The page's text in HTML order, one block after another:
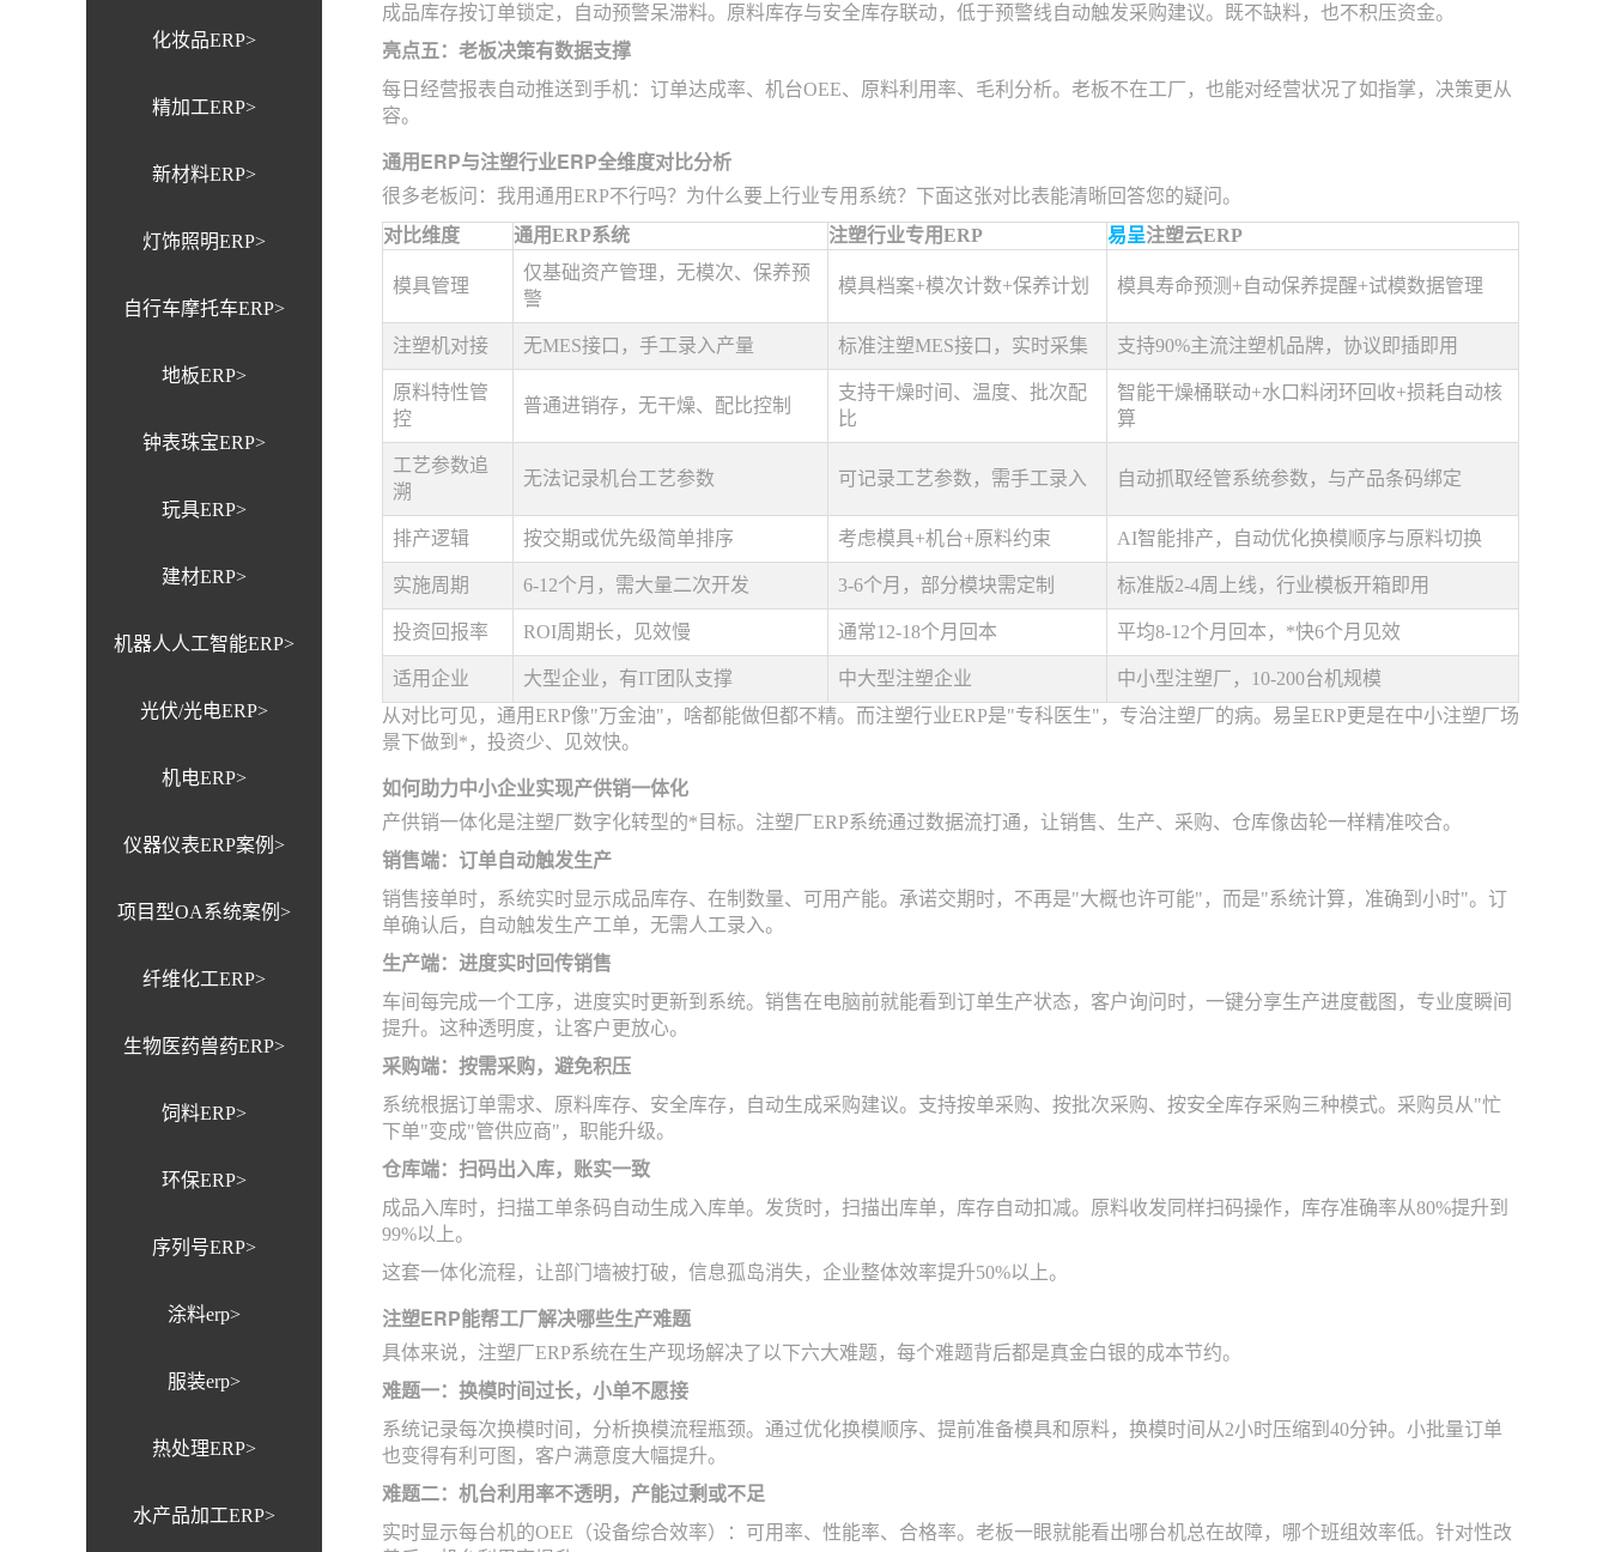
化妆品ERP>
精加工ERP>
新材料ERP>
灯饰照明ERP>
自行车摩托车ERP>
地板ERP>
钟表珠宝ERP>
玩具ERP>
建材ERP>
机器人人工智能ERP>
光伏/光电ERP>
机电ERP>
仪器仪表ERP案例>
项目型OA系统案例>
纤维化工ERP>
生物医药兽药ERP>
饲料ERP>
环保ERP>
序列号ERP>
涂料erp>
服装erp>
热处理ERP>
水产品加工ERP>
成品库存按订单锁定，自动预警呆滞料。原料库存与安全库存联动，低于预警线自动触发采购建议。既不缺料，也不积压资金。
亮点五：老板决策有数据支撑
每日经营报表自动推送到手机：订单达成率、机台OEE、原料利用率、毛利分析。老板不在工厂，也能对经营状况了如指掌，决策更从
容。
通用ERP与注塑行业ERP全维度对比分析
很多老板问：我用通用ERP不行吗？为什么要上行业专用系统？下面这张对比表能清晰回答您的疑问。
对比维度
通用ERP系统 注塑行业专用ERP 易呈注塑云ERP
模具管理
仅基础资产管理，无模次、保养预
警
模具档案+模次计数+保养计划 模具寿命预测+自动保养提醒+试模数据管理
注塑机对接 无MES接口，手工录入产量 标准注塑MES接口，实时采集 支持90%主流注塑机品牌，协议即插即用
原料特性管
控
普通进销存，无干燥、配比控制
支持干燥时间、温度、批次配
比
智能干燥桶联动+水口料闭环回收+损耗自动核
算
工艺参数追
溯
无法记录机台工艺参数 可记录工艺参数，需手工录入 自动抓取经管系统参数，与产品条码绑定
排产逻辑 按交期或优先级简单排序 考虑模具+机台+原料约束 AI智能排产，自动优化换模顺序与原料切换
实施周期 6-12个月，需大量二次开发 3-6个月，部分模块需定制 标准版2-4周上线，行业模板开箱即用
投资回报率 ROI周期长，见效慢 通常12-18个月回本 平均8-12个月回本，*快6个月见效
适用企业 大型企业，有IT团队支撑 中大型注塑企业
中小型注塑厂，10-200台机规模
从对比可见，通用ERP像"万金油"，啥都能做但都不精。而注塑行业ERP是"专科医生"，专治注塑厂的病。易呈ERP更是在中小注塑厂场
景下做到*，投资少、见效快。
如何助力中小企业实现产供销一体化
产供销一体化是注塑厂数字化转型的*目标。注塑厂ERP系统通过数据流打通，让销售、生产、采购、仓库像齿轮一样精准咬合。
销售端：订单自动触发生产
销售接单时，系统实时显示成品库存、在制数量、可用产能。承诺交期时，不再是"大概也许可能"，而是"系统计算，准确到小时"。订
单确认后，自动触发生产工单，无需人工录入。
生产端：进度实时回传销售
车间每完成一个工序，进度实时更新到系统。销售在电脑前就能看到订单生产状态，客户询问时，一键分享生产进度截图，专业度瞬间
提升。这种透明度，让客户更放心。
采购端：按需采购，避免积压
系统根据订单需求、原料库存、安全库存，自动生成采购建议。支持按单采购、按批次采购、按安全库存采购三种模式。采购员从"忙
下单"变成"管供应商"，职能升级。
仓库端：扫码出入库，账实一致
成品入库时，扫描工单条码自动生成入库单。发货时，扫描出库单，库存自动扣减。原料收发同样扫码操作，库存准确率从80%提升到
99%以上。
这套一体化流程，让部门墙被打破，信息孤岛消失，企业整体效率提升50%以上。
注塑ERP能帮工厂解决哪些生产难题
具体来说，注塑厂ERP系统在生产现场解决了以下六大难题，每个难题背后都是真金白银的成本节约。
难题一：换模时间过长，小单不愿接
系统记录每次换模时间，分析换模流程瓶颈。通过优化换模顺序、提前准备模具和原料，换模时间从2小时压缩到40分钟。小批量订单
也变得有利可图，客户满意度大幅提升。
难题二：机台利用率不透明，产能过剩或不足
实时显示每台机的OEE（设备综合效率）：可用率、性能率、合格率。老板一眼就能看出哪台机总在故障，哪个班组效率低。针对性改